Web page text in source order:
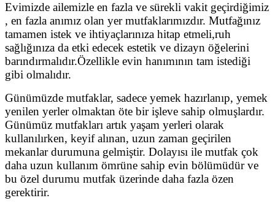
Evimizde ailemizle en fazla ve sürekli vakit geçirdiğimiz
, en fazla anımız olan yer mutfaklarımızdır. Mutfağınız
tamamen istek ve ihtiyaçlarınıza hitap etmeli,ruh
sağlığınıza da etki edecek estetik ve dizayn öğelerini
barındırmalıdır.Özellikle evin hanımının tam istediği
gibi olmalıdır.
Günümüzde mutfaklar, sadece yemek hazırlanıp, yemek
yenilen yerler olmaktan öte bir işleve sahip olmuşlardır.
Günümüz mutfakları artık yaşam yerleri olarak
kullanılırken, keyif alınan, uzun zaman geçirilen
mekanlar durumuna gelmiştir. Dolayısı ile mutfak çok
daha uzun kullanım ömrüne sahip evin bölümüdür ve
bu özel durumu mutfak üzerinde daha fazla özen
gerektirir.